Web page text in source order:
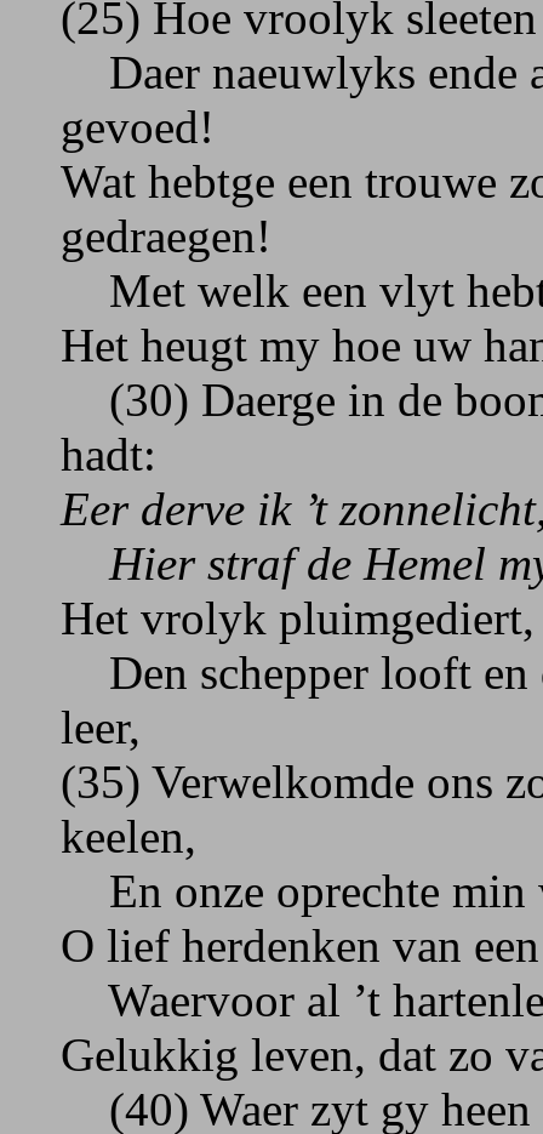
(25) Hoe vroolyk
Daer naeuwlyks ende
gevoed!
Wat hebtge een trouwe
gedraegen!
Met welk een vlyt
Het heugt my hoe uw
(30) Daerge in de
hadt:
Eer derve ik ’t
Hier straf de Hemel
Het vrolyk
Den schepper looft en
leer,
(35) Verwelkomde ons
keelen,
En onze oprechte min
O lief herdenken van
Waervoor al ’t
Gelukkig leven, dat zo
(40) Waer zyt gy heen